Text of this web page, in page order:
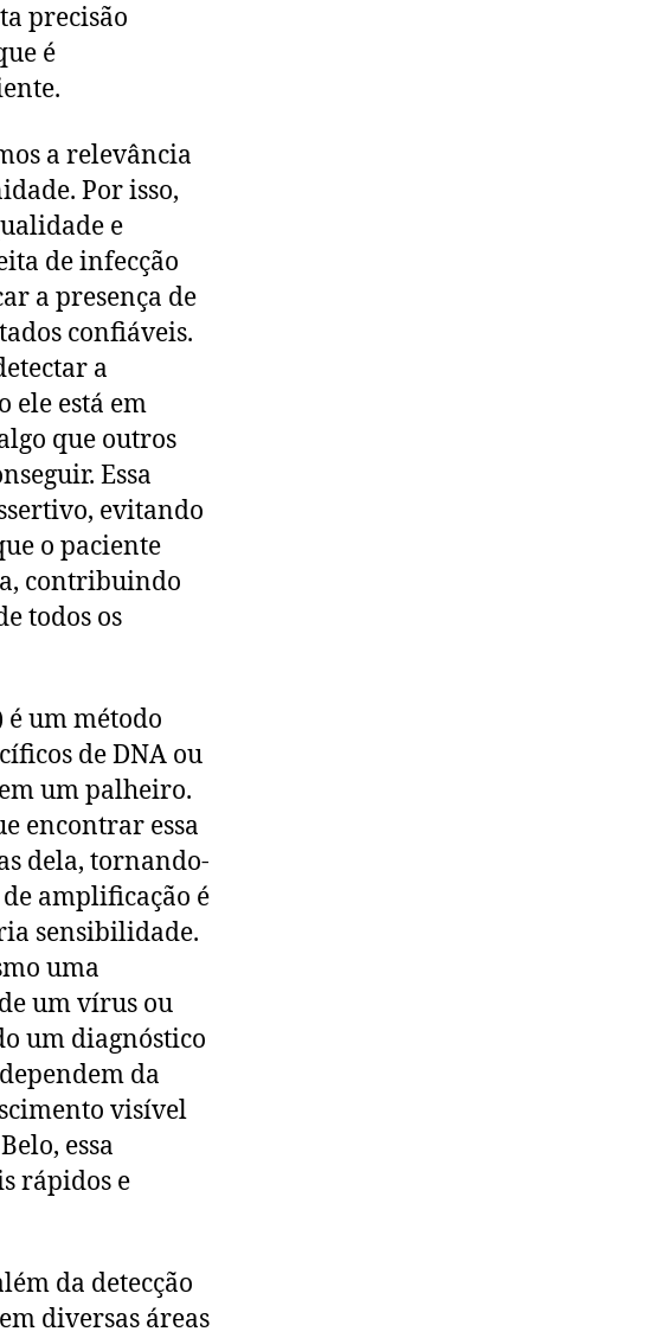
precisão
é
a relevância
Por isso,
e
de infecção
a presença de
confiáveis.
a
ele está em
que outros
Essa
evitando
o paciente
contribuindo
todos os
é um método
de DNA ou
um palheiro.
encontrar essa
dela, tornando-
amplificação é
sensibilidade.
uma
um vírus ou
um diagnóstico
da
visível
essa
rápidos e
da detecção
diversas áreas